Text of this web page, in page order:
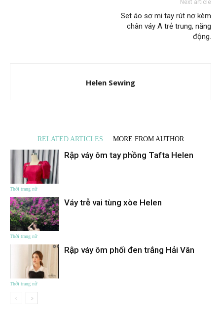
Next article
Set áo sơ mi tay rút nơ kèm
chân váy A trẻ trung, năng
động.
Helen Sewing
RELATED ARTICLES MORE FROM AUTHOR
Thời trang nữ
Rập váy ôm tay phồng Tafta Helen
Thời trang nữ
Váy trễ vai tùng xòe Helen
Thời trang nữ
Rập váy ôm phối đen trắng Hải Vân